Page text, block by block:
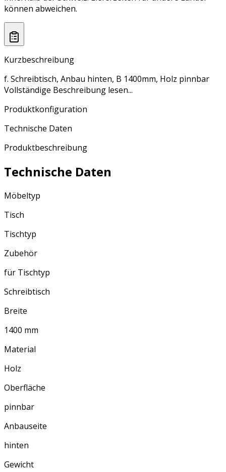
können abweichen.
Kurzbeschreibung
f. Schreibtisch, Anbau hinten, B 1400mm, Holz pinnbar
Vollständige Beschreibung lesen...
Produktkonfiguration
Technische Daten
Produktbeschreibung
Technische Daten
Möbeltyp
Tisch
Tischtyp
Zubehör
für Tischtyp
Schreibtisch
Breite
1400 mm
Material
Holz
Oberfläche
pinnbar
Anbauseite
hinten
Gewicht